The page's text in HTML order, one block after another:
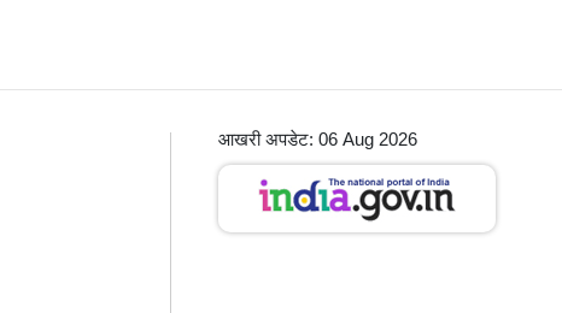
आखरी अपडेट: 06 Aug 2026